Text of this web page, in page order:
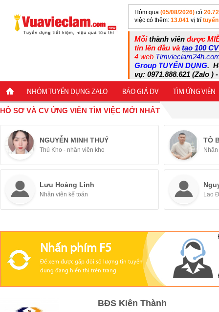
Hôm qua (05/08/2026) có
việc có thêm: 13.041 vị trí
Mỗithành viên được
tin lên đầu và tạo 100
4 web
Group TUYỂN DỤNG.
vụ: 0971.888.621 (Zalo )
NHÓM TUYỂN DỤNG ZALO BÁO GIÁ DV TÌM ỨNG VIÊN
HỒ SƠ VÀ CV ỨNG VIÊN TÌM VIỆC MỚI NHẤT
NGUYỄN MINH THUÝ
Thủ Kho - nhân viên kho
TÔ
Lưu Hoàng Linh
Nhân viên kế toán Lao
Nhấn phím F5
Để xem được gấp đôi số lượng tin tuyển
dụng đang hiển thị trên trang
BĐS Kiên Thành